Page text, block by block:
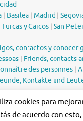
Basilea Madrid
Turcas y Caicos San
contactos y conocer
Friends, contacts
des personnes
Kontakte und
cookies para
de acuerdo con